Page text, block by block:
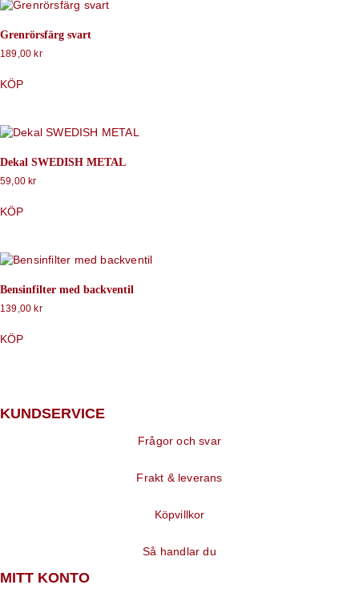
Grenrörsfärg svart
189,00 kr
KÖP
Dekal SWEDISH METAL
59,00 kr
KÖP
Bensinfilter med backventil
139,00 kr
KÖP
KUNDSERVICE
Frågor och svar
Frakt & leverans
Köpvillkor
Så handlar du
MITT KONTO